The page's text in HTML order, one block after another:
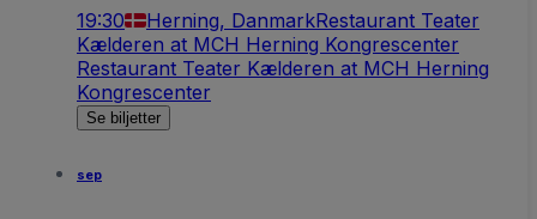
19:30 Herning, DanmarkRestaurant Teater
Kælderen at MCH Herning Kongrescenter
Restaurant Teater Kælderen at MCH Herning
Kongrescenter
Se biljetter
sep